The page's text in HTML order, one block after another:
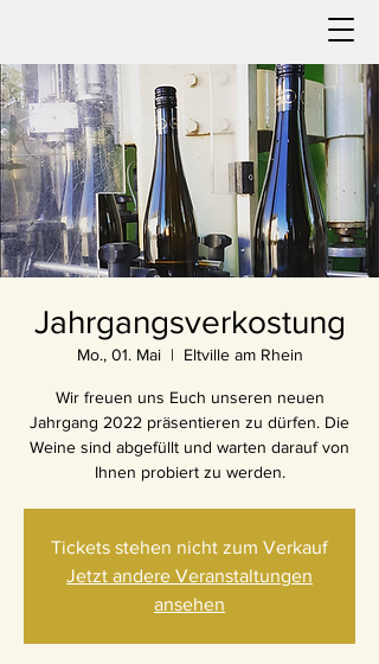
Jahrgangsverkostung
Mo., 01. Mai
  |
Eltville am Rhein
Wir freuen uns Euch unseren neuen
Jahrgang 2022 präsentieren zu dürfen. Die
Weine sind abgefüllt und warten darauf von
Ihnen probiert zu werden.
Tickets stehen nicht zum Verkauf
Jetzt andere Veranstaltungen
ansehen